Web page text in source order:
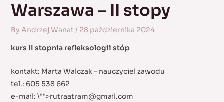
Warszawa – II stopy
By Andrzej Wanat/ 28 października 2024
kurs II stopnia refleksologii stóp
kontakt: Marta Walczak – nauczyciel zawodu
tel.: 605 538 662
e-mail: \"">rutraatram@gmail.com